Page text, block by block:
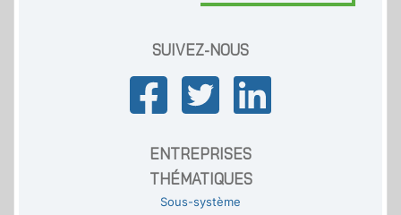
SUIVEZ-NOUS
ENTREPRISES
THÉMATIQUES
Sous-système